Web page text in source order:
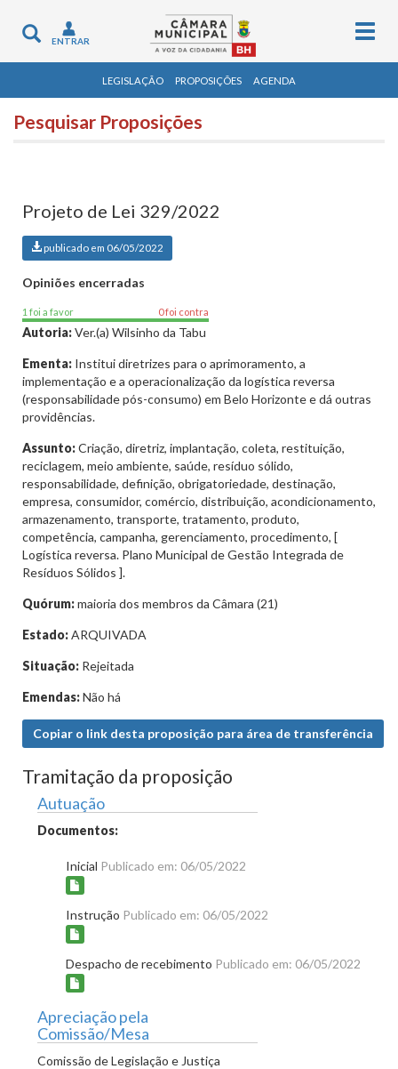
Toggle
navigation
ENTRAR
LEGISLAÇÃO PROPOSIÇÕES AGENDA
Pesquisar Proposições
Projeto de Lei 329/2022
publicado em 06/05/2022
Opiniões encerradas
1 foi a favor 0 foi contra
Autoria:Ver.(a) Wilsinho da Tabu
Ementa: Institui diretrizes para o aprimoramento, a
implementação e a operacionalização da logística reversa
(responsabilidade pós-consumo) em Belo Horizonte e dá outras
providências.
Assunto:Criação, diretriz, implantação, coleta, restituição,
reciclagem, meio ambiente, saúde, resíduo sólido,
responsabilidade, definição, obrigatoriedade, destinação,
empresa, consumidor, comércio, distribuição, acondicionamento,
armazenamento, transporte, tratamento, produto,
competência, campanha, gerenciamento, procedimento, [
Logística reversa. Plano Municipal de Gestão Integrada de
Resíduos Sólidos ].
Quórum:maioria dos membros da Câmara (21)
Estado:ARQUIVADA
Situação: Rejeitada
Emendas:Não há
Copiar o link desta proposição para área de transferência
Tramitação da proposição
Autuação
Documentos:
Inicial Publicado em: 06/05/2022
Instrução Publicado em: 06/05/2022
Despacho de recebimento Publicado em: 06/05/2022
Apreciação pela
Comissão/Mesa
Comissão de Legislação e Justiça